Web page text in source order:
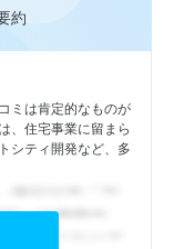
約
ミは肯定的なものが
、住宅事業に留まら
シティ開発など、多